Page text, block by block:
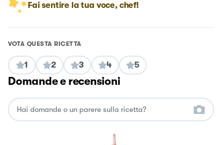
Fai sentire la tua voce, chef!
VOTA QUESTA RICETTA
1 2 3 4 5
Domande e recensioni